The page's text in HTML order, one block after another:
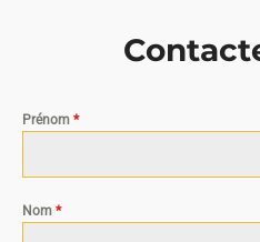
Prénom *
Nom *